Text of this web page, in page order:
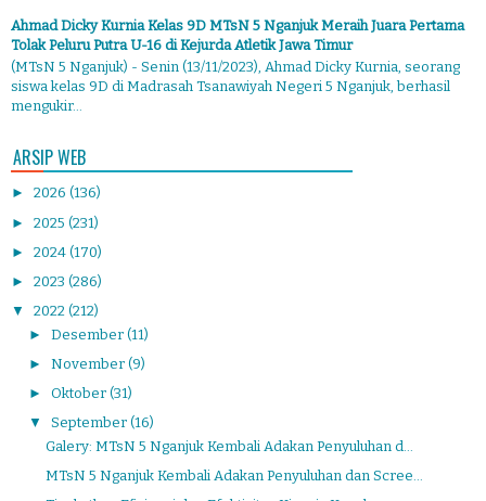
Ahmad Dicky Kurnia Kelas 9D MTsN 5 Nganjuk Meraih Juara Pertama
Tolak Peluru Putra U-16 di Kejurda Atletik Jawa Timur
(MTsN 5 Nganjuk) - Senin (13/11/2023), Ahmad Dicky Kurnia, seorang
siswa kelas 9D di Madrasah Tsanawiyah Negeri 5 Nganjuk, berhasil
mengukir...
ARSIP WEB
► 2026 (136)
► 2025 (231)
► 2024 (170)
► 2023 (286)
▼ 2022 (212)
► Desember (11)
► November (9)
► Oktober (31)
▼ September (16)
Galery: MTsN 5 Nganjuk Kembali Adakan Penyuluhan d...
MTsN 5 Nganjuk Kembali Adakan Penyuluhan dan Scree...